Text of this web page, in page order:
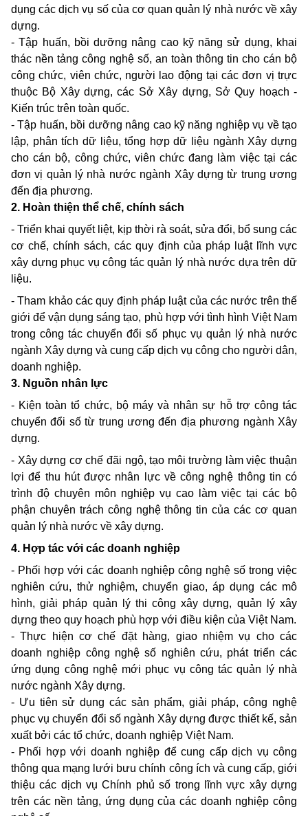
dụng các dịch vụ số của cơ quan quản lý nhà nước về xây
dựng.
- Tập huấn, bồi dưỡng nâng cao kỹ năng sử dụng, khai
thác nền tảng công nghệ số, an toàn thông tin cho cán bộ
công chức, viên chức, người lao động tại các đơn vị trực
thuộc Bộ Xây dựng, các Sở Xây dựng, Sở Quy hoạch -
Kiến trúc trên toàn quốc.
- Tập huấn, bồi dưỡng nâng cao kỹ năng nghiệp vụ về tạo
lập, phân tích dữ liệu, tổng hợp dữ liệu ngành Xây dựng
cho cán bộ, công chức, viên chức đang làm việc tại các
đơn vị quản lý nhà nước ngành Xây dựng từ trung ương
đến địa phương.
2. Hoàn thiện thể chế, chính sách
- Triển khai quyết liệt, kịp thời rà soát, sửa đổi, bổ sung các
cơ chế, chính sách, các quy định của pháp luật lĩnh vực
xây dựng phục vụ công tác quản lý nhà nước dựa trên dữ
liệu.
- Tham khảo các quy định pháp luật của các nước trên thế
giới để vận dụng sáng tạo, phù hợp với tình hình Việt Nam
trong công tác chuyển đổi số phục vụ quản lý nhà nước
ngành Xây dựng và cung cấp dịch vụ công cho người dân,
doanh nghiệp.
3. Nguồn nhân lực
- Kiện toàn tổ chức, bộ máy và nhân sự hỗ trợ công tác
chuyển đổi số từ trung ương đến địa phương ngành Xây
dựng.
- Xây dựng cơ chế đãi ngộ, tạo môi trường làm việc thuận
lợi để thu hút được nhân lực về công nghệ thông tin có
trình độ chuyên môn nghiệp vụ cao làm việc tại các bộ
phận chuyên trách công nghệ thông tin của các cơ quan
quản lý nhà nước về xây dựng.
4. Hợp tác với các doanh nghiệp
- Phối hợp với các doanh nghiệp công nghệ số trong việc
nghiên cứu, thử nghiệm, chuyển giao, áp dụng các mô
hình, giải pháp quản lý thi công xây dựng, quản lý xây
dựng theo quy hoạch phù hợp với điều kiện của Việt Nam.
- Thực hiện cơ chế đặt hàng, giao nhiệm vụ cho các
doanh nghiệp công nghệ số nghiên cứu, phát triển các
ứng dụng công nghệ mới phục vụ công tác quản lý nhà
nước ngành Xây dựng.
- Ưu tiên sử dụng các sản phẩm, giải pháp, công nghệ
phục vụ chuyển đổi số ngành Xây dựng được thiết kế, sản
xuất bởi các tổ chức, doanh nghiệp Việt Nam.
- Phối hợp với doanh nghiệp để cung cấp dịch vụ công
thông qua mạng lưới bưu chính công ích và cung cấp, giới
thiệu các dịch vụ Chính phủ số trong lĩnh vực xây dựng
trên các nền tảng, ứng dụng của các doanh nghiệp công